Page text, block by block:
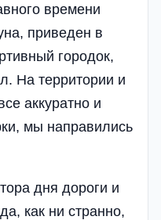
времени
приведен в
городок,
На территории и
аккуратно и
мы направились
дня дороги и
как ни странно,